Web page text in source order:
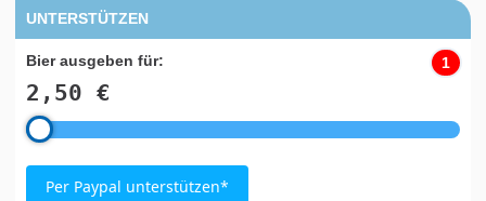
UNTERSTÜTZEN
Bier ausgeben für:
2,50 €
1
Per Paypal unterstützen*